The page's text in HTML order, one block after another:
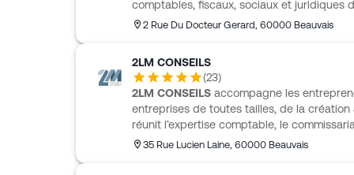
comptables, fiscaux, sociaux et juridiques
peut aussi couvrir la création ou la reprise
du statut juridique et les formalités de
de son fonctionnement.
2 Rue Du Docteur Gerard, 60000 Beauvais
2LM CONSEILS
(23)
2LM CONSEILS accompagne les
entreprises de toutes tailles, de la
réunit l’expertise comptable, le
accompagnement en fiscalité, juridique,
35 Rue Lucien Laine, 60000 Beauvais